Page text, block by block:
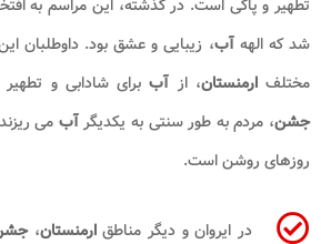
تطهیر و پاکی است. در گذشته، این مراسم به
شد که الههآب، زیبایی و عشق بود. داوطلبان
مختلفارمنستان، از آب برای شادابی و
جشن، مردم به طور سنتی به یکدیگرآب می
روزهای روشن است.
در ایروان و دیگر مناطقارمنستان،